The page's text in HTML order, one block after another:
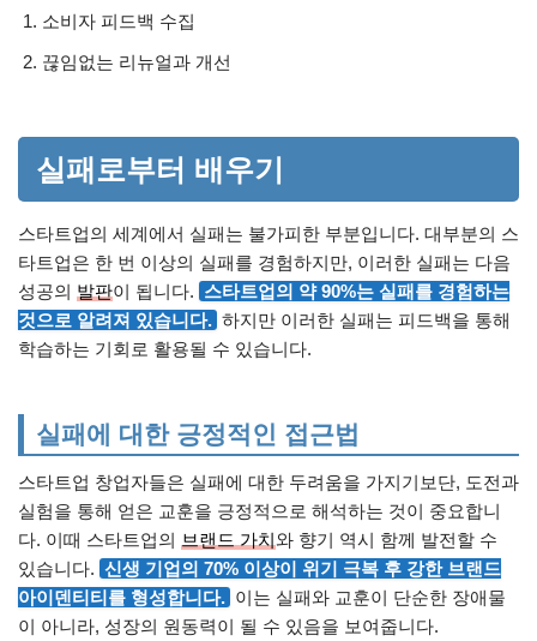
소비자 피드백 수집
끊임없는 리뉴얼과 개선
실패로부터 배우기
스타트업의 세계에서 실패는 불가피한 부분입니다. 대부분의 스
타트업은 한 번 이상의 실패를 경험하지만, 이러한 실패는 다음
성공의 발판이 됩니다. 스타트업의 약 90%는 실패를 경험하는
것으로 알려져 있습니다. 하지만 이러한 실패는 피드백을 통해
학습하는 기회로 활용될 수 있습니다.
실패에 대한 긍정적인 접근법
스타트업 창업자들은 실패에 대한 두려움을 가지기보단, 도전과
실험을 통해 얻은 교훈을 긍정적으로 해석하는 것이 중요합니
다. 이때 스타트업의 브랜드 가치와 향기 역시 함께 발전할 수
있습니다. 신생 기업의 70% 이상이 위기 극복 후 강한 브랜드
아이덴티티를 형성합니다. 이는 실패와 교훈이 단순한 장애물
이 아니라, 성장의 원동력이 될 수 있음을 보여줍니다.